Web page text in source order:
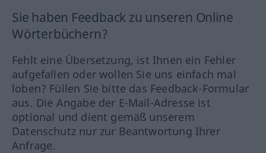
Sie haben Feedback zu unseren Online
Wörterbüchern?
Fehlt eine Übersetzung, ist Ihnen ein Fehler
aufgefallen oder wollen Sie uns einfach mal
loben? Füllen Sie bitte das Feedback-Formular
aus. Die Angabe der E-Mail-Adresse ist
optional und dient gemäß unserem
Datenschutz nur zur Beantwortung Ihrer
Anfrage.